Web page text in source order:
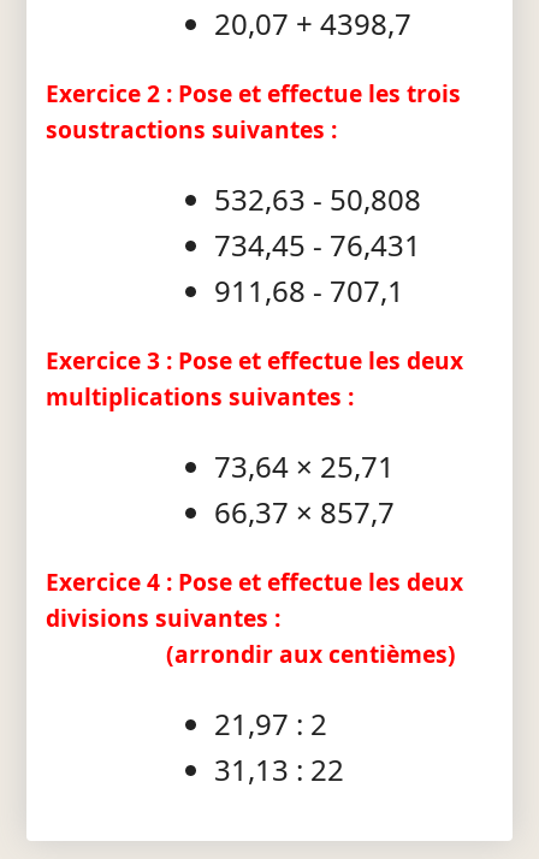
20,07 + 4398,7
Exercice 2 : Pose et effectue les trois
soustractions suivantes :
532,63 - 50,808
734,45 - 76,431
911,68 - 707,1
Exercice 3 : Pose et effectue les deux
multiplications suivantes :
73,64 × 25,71
66,37 × 857,7
Exercice 4 : Pose et effectue les deux
divisions suivantes :
(arrondir aux centièmes)
21,97 : 2
31,13 : 22